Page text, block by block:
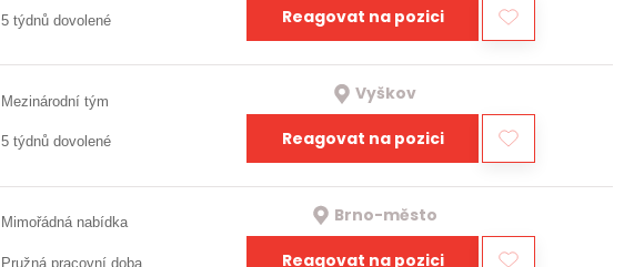
5 týdnů dovolené Reagovat na pozici
Mezinárodní tým
5 týdnů dovolené
Vyškov
Reagovat na pozici
Mimořádná nabídka
Pružná pracovní doba
Brno-město
Reagovat na pozici